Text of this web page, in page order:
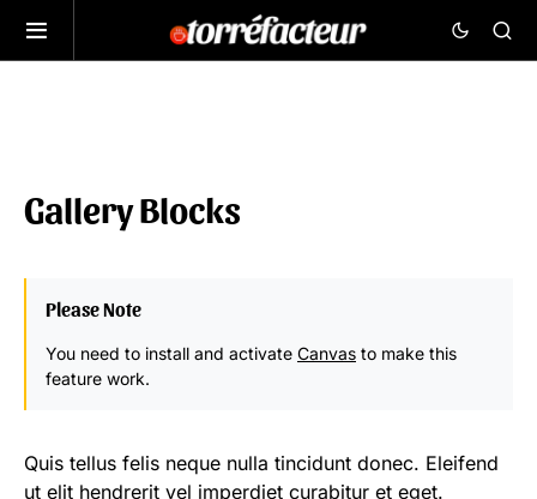
Gallery Blocks
Please Note
You need to install and activate Canvas to make this
feature work.
Quis tellus felis neque nulla tincidunt donec. Eleifend
ut elit hendrerit vel imperdiet curabitur et eget.